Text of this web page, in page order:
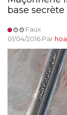
base
Faux
01/04/2016 Par